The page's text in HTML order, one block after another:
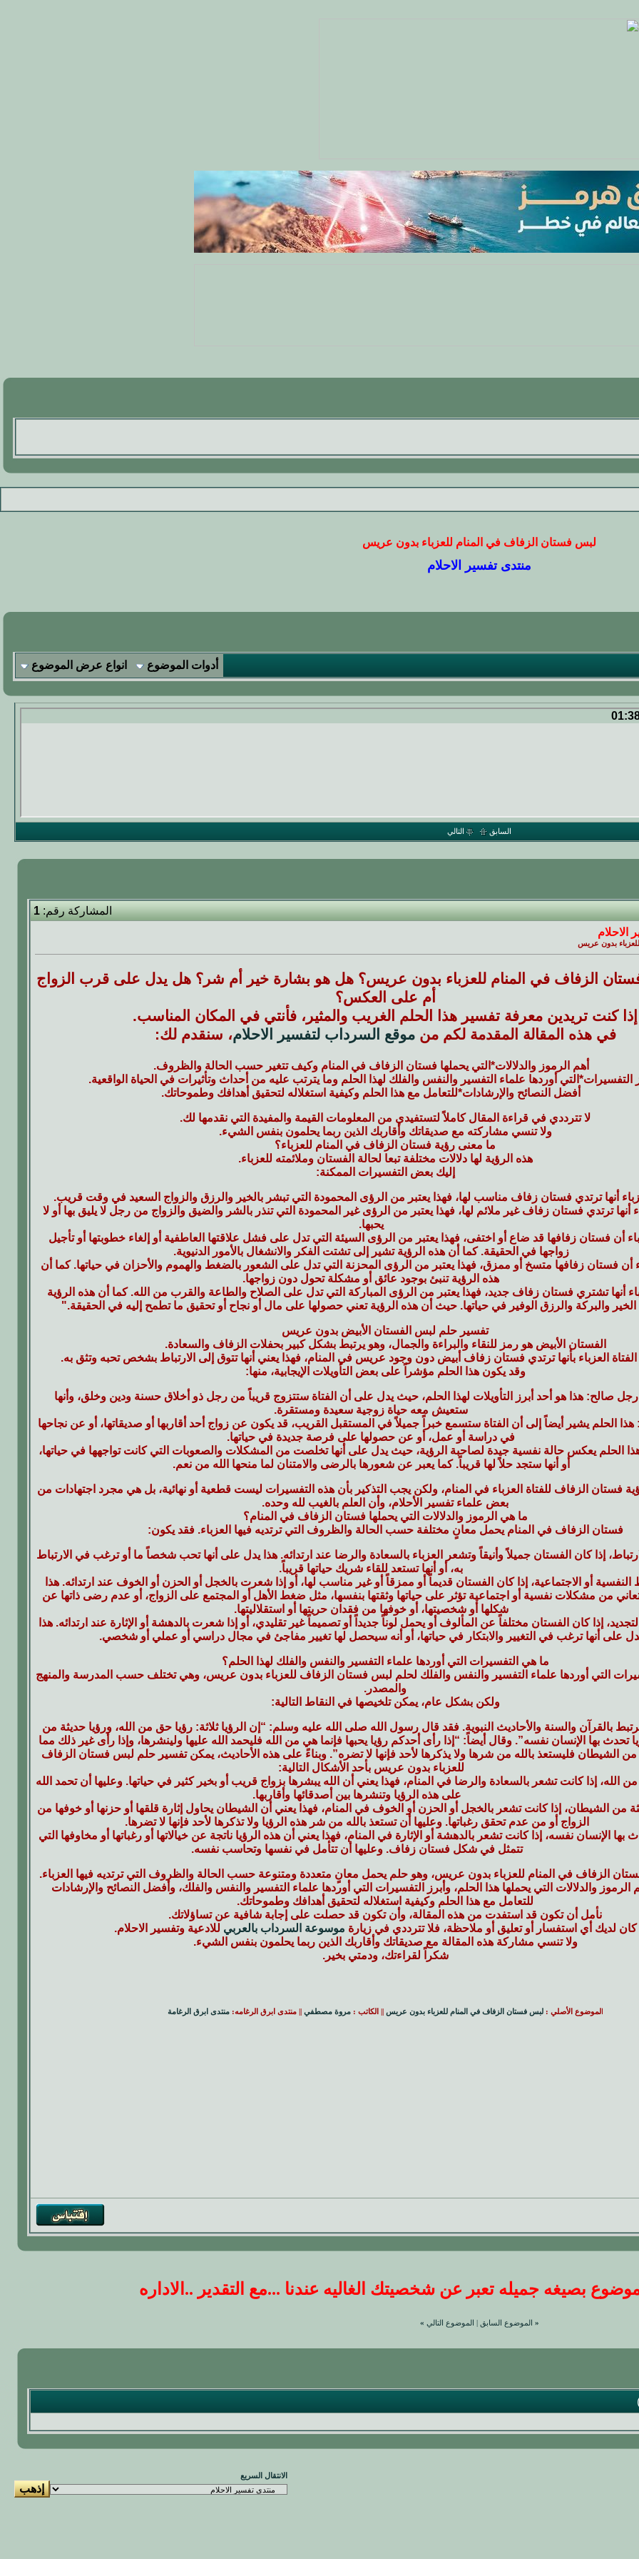
لبس فستان الزفاف في المنام للعزباء بدون عريس
منتدى تفسير الاحلام
أدوات الموضوع انواع عرض الموضوع
السابق التالي
المشاركة رقم:1
الاحلام
بدون عريس
الزفاف في المنام للعزباء بدون عريس؟ هل هو بشارة خير أم شر؟ هل يدل على قرب الزواج
أم على العكس؟
إذا كنت تريدين معرفة تفسير هذا الحلم الغريب والمثير، فأنتي في المكان المناسب.
في هذه المقالة المقدمة لكم منموقع السرداب لتفسير الاحلام، سنقدم لك:
أهم الرموز والدلالات*التي يحملها فستان الزفاف في المنام وكيف تتغير حسب الحالة والظروف.
التفسيرات*التي أوردها علماء التفسير والنفس والفلك لهذا الحلم وما يترتب عليه من أحداث وتأثيرات في الحياة الواقعية.
أفضل النصائح والإرشادات*للتعامل مع هذا الحلم وكيفية استغلاله لتحقيق أهدافك وطموحاتك.
لا تترددي في قراءة المقال كاملاً لتستفيدي من المعلومات القيمة والمفيدة التي نقدمها لك.
ولا تنسي مشاركته مع صديقاتك وأقاربك الذين ربما يحلمون بنفس الشيء.
ما معنى رؤية فستان الزفاف في المنام للعزباء؟
هذه الرؤية لها دلالات مختلفة تبعا لحالة الفستان وملائمته للعزباء.
إليك بعض التفسيرات الممكنة:
أنها ترتدي فستان زفاف مناسب لها، فهذا يعتبر من الرؤى المحمودة التي تبشر بالخير والرزق والزواج السعيد في وقت قريب.
أنها ترتدي فستان زفاف غير ملائم لها، فهذا يعتبر من الرؤى غير المحمودة التي تنذر بالشر والضيق والزواج من رجل لا يليق بها أو لا
يحبها.
أن فستان زفافها قد ضاع أو اختفى، فهذا يعتبر من الرؤى السيئة التي تدل على فشل علاقتها العاطفية أو إلغاء خطوبتها أو تأجيل
زواجها في الحقيقة. كما أن هذه الرؤية تشير إلى تشتت الفكر والانشغال بالأمور الدنيوية.
أن فستان زفافها متسخ أو ممزق، فهذا يعتبر من الرؤى المحزنة التي تدل على الشعور بالضغط والهموم والأحزان في حياتها. كما أن
هذه الرؤية تنبئ بوجود عائق أو مشكلة تحول دون زواجها.
أنها تشتري فستان زفاف جديد، فهذا يعتبر من الرؤى المباركة التي تدل على الصلاح والطاعة والقرب من الله. كما أن هذه الرؤية
والبركة والرزق الوفير في حياتها. حيث أن هذه الرؤية تعني حصولها على مال أو نجاح أو تحقيق ما تطمح إليه في الحقيقة."
تفسير حلم لبس الفستان الأبيض بدون عريس
الفستان الأبيض هو رمز للنقاء والبراءة والجمال، وهو يرتبط بشكل كبير بحفلات الزفاف والسعادة.
العزباء بأنها ترتدي فستان زفاف أبيض دون وجود عريس في المنام، فهذا يعني أنها تتوق إلى الارتباط بشخص تحبه وتثق به.
وقد يكون هذا الحلم مؤشراً على بعض التأويلات الإيجابية، منها:
رجل صالح: هذا هو أحد أبرز التأويلات لهذا الحلم، حيث يدل على أن الفتاة ستتزوج قريباً من رجل ذو أخلاق حسنة ودين وخلق، وأنها
ستعيش معه حياة زوجية سعيدة ومستقرة.
هذا الحلم يشير أيضاً إلى أن الفتاة ستسمع خبراً جميلاً في المستقبل القريب، قد يكون عن زواج أحد أقاربها أو صديقاتها، أو عن نجاحها
في دراسة أو عمل، أو عن حصولها على فرصة جديدة في حياتها.
الحلم يعكس حالة نفسية جيدة لصاحبة الرؤية، حيث يدل على أنها تخلصت من المشكلات والصعوبات التي كانت تواجهها في حياتها،
أو أنها ستجد حلاً لها قريباً. كما يعبر عن شعورها بالرضى والامتنان لما منحها الله من نعم.
فستان الزفاف للفتاة العزباء في المنام، ولكن يجب التذكير بأن هذه التفسيرات ليست قطعية أو نهائية، بل هي مجرد اجتهادات من
بعض علماء تفسير الأحلام، وأن العلم بالغيب لله وحده.
ما هي الرموز والدلالات التي يحملها فستان الزفاف في المنام؟
فستان الزفاف في المنام يحمل معانٍ مختلفة حسب الحالة والظروف التي ترتديه فيها العزباء. فقد يكون:
، إذا كان الفستان جميلاً وأنيقاً وتشعر العزباء بالسعادة والرضا عند ارتدائه. هذا يدل على أنها تحب شخصاً ما أو ترغب في الارتباط
به، أو أنها تستعد للقاء شريك حياتها قريباً.
أو الاجتماعية، إذا كان الفستان قديماً أو ممزقاً أو غير مناسب لها، أو إذا شعرت بالخجل أو الحزن أو الخوف عند ارتدائه. هذا
من مشكلات نفسية أو اجتماعية تؤثر على حياتها وثقتها بنفسها، مثل ضغط الأهل أو المجتمع على الزواج، أو عدم رضى ذاتها عن
شكلها أو شخصيتها، أو خوفها من فقدان حريتها أو استقلاليتها.
، إذا كان الفستان مختلفاً عن المألوف أو يحمل لوناً جديداً أو تصميماً غير تقليدي، أو إذا شعرت بالدهشة أو الإثارة عند ارتدائه. هذا
على أنها ترغب في التغيير والابتكار في حياتها، أو أنه سيحصل لها تغيير مفاجئ في مجال دراسي أو عملي أو شخصي.
ما هي التفسيرات التي أوردها علماء التفسير والنفس والفلك لهذا الحلم؟
التي أوردها علماء التفسير والنفس والفلك لحلم لبس فستان الزفاف للعزباء بدون عريس، وهي تختلف حسب المدرسة والمنهج
والمصدر.
ولكن بشكل عام، يمكن تلخيصها في النقاط التالية:
بالقرآن والسنة والأحاديث النبوية. فقد قال رسول الله صلى الله عليه وسلم: “إن الرؤيا ثلاثة: رؤيا حق من الله، ورؤيا حديثة من
تحدث بها الإنسان نفسه”. وقال أيضاً: “إذا رأى أحدكم رؤيا يحبها فإنما هي من الله فليحمد الله عليها ولينشرها، وإذا رأى غير ذلك مما
من الشيطان فليستعذ بالله من شرها ولا يذكرها لأحد فإنها لا تضره”. وبناءً على هذه الأحاديث، يمكن تفسير حلم لبس فستان الزفاف
للعزباء بدون عريس بأحد الأشكال التالية:
الله، إذا كانت تشعر بالسعادة والرضا في المنام، فهذا يعني أن الله يبشرها بزواج قريب أو بخير كثير في حياتها. وعليها أن تحمد الله
على هذه الرؤيا وتنشرها بين أصدقائها وأقاربها.
من الشيطان، إذا كانت تشعر بالخجل أو الحزن أو الخوف في المنام، فهذا يعني أن الشيطان يحاول إثارة قلقها أو حزنها أو خوفها من
الزواج أو من عدم تحقق رغباتها. وعليها أن تستعذ بالله من شر هذه الرؤيا ولا تذكرها لأحد فإنها لا تضرها.
بها الإنسان نفسه، إذا كانت تشعر بالدهشة أو الإثارة في المنام، فهذا يعني أن هذه الرؤيا ناتجة عن خيالاتها أو رغباتها أو مخاوفها التي
تتمثل في شكل فستان زفاف. وعليها أن تتأمل في نفسها وتحاسب نفسه.
الزفاف في المنام للعزباء بدون عريس، وهو حلم يحمل معانٍ متعددة ومتنوعة حسب الحالة والظروف التي ترتديه فيها العزباء.
والدلالات التي يحملها هذا الحلم، وأبرز التفسيرات التي أوردها علماء التفسير والنفس والفلك، وأفضل النصائح والإرشادات
للتعامل مع هذا الحلم وكيفية استغلاله لتحقيق أهدافك وطموحاتك.
نأمل أن تكون قد استفدت من هذه المقالة، وأن تكون قد حصلت على إجابة شافية عن تساؤلاتك.
كان لديك أي استفسار أو تعليق أو ملاحظة، فلا تترددي في زيارة موسوعة السرداب بالعربي للادعية وتفسير الاحلام.
ولا تنسي مشاركة هذه المقالة مع صديقاتك وأقاربك الذين ربما يحلمون بنفس الشيء.
شكراً لقراءتك، ودمتي بخير.
الموضوع الأصلي : لبس فستان الزفاف في المنام للعزباء بدون عريس || الكاتب :مروة مصطفي || منتدى ابرق الرغامه:منتدى ابرق الرغامة
بصيغه جميله تعبر عن شخصيتك الغاليه عندنا ...مع التقدير ..الاداره
« الموضوع السابق الموضوع التالي »
الانتقال السريع